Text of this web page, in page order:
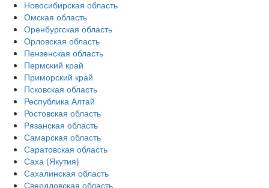
Новосибирская область
Омская область
Оренбургская область
Орловская область
Пензенская область
Пермский край
Приморский край
Псковская область
Республика Алтай
Ростовская область
Рязанская область
Самарская область
Саратовская область
Саха (Якутия)
Сахалинская область
Свердловская область